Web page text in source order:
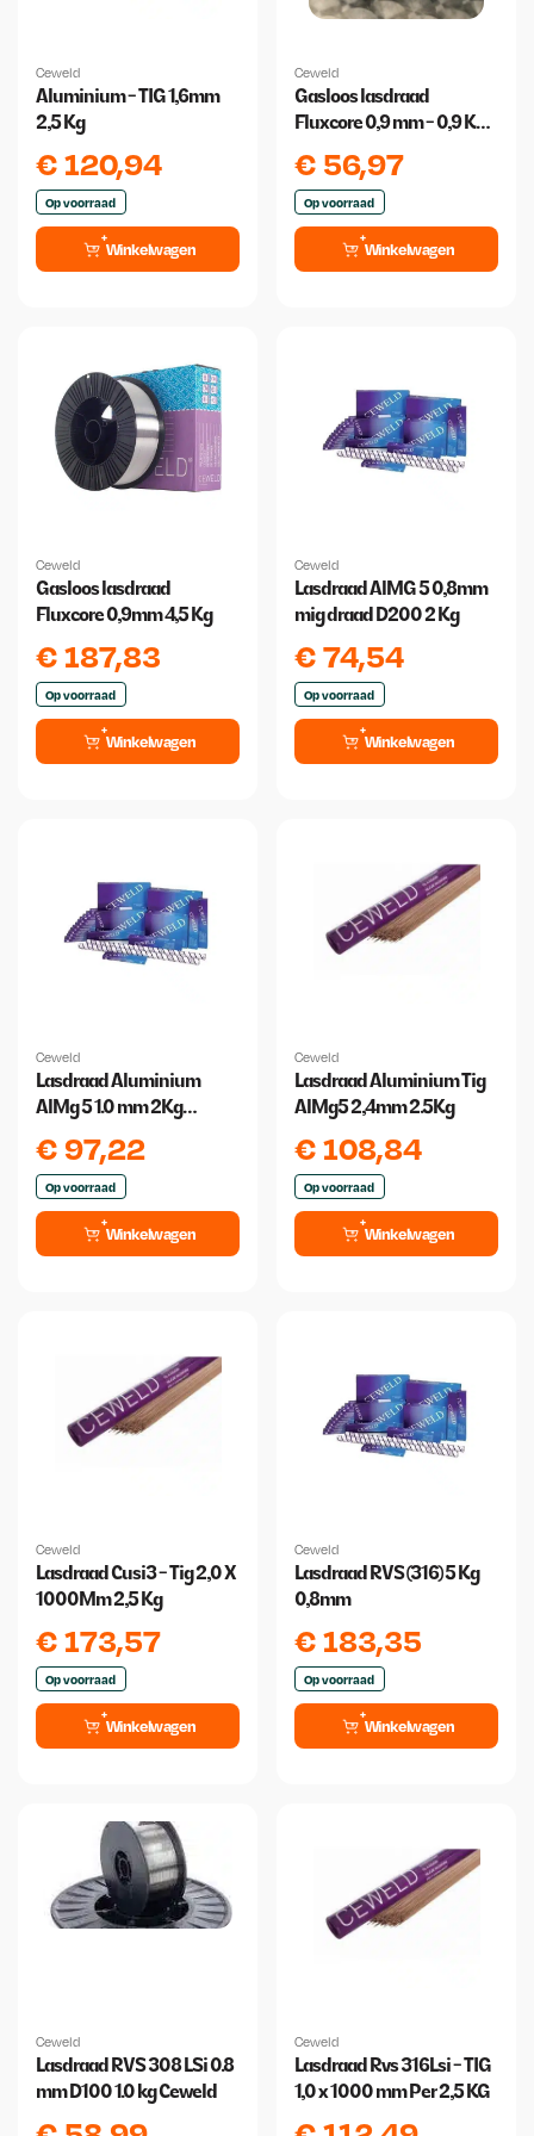
Ceweld
Aluminium - TIG 1,6mm
2,5 Kg
€120,94
Op voorraad
Winkelwagen
Ceweld
Gasloos lasdraad
Fluxcore 0,9 mm - 0,9 Kg
€ 56,97
Op voorraad
Winkelwagen
Ceweld
Gasloos lasdraad
Fluxcore 0,9mm 4,5 Kg
€187,83
Op voorraad
Winkelwagen
Ceweld
Lasdraad AlMG 5 0,8mm
mig draad D200 2 Kg
€74,54
Op voorraad
Winkelwagen
Ceweld
Lasdraad Aluminium
AlMg 5 1.0 mm 2Kg
€ 97,22
Op voorraad
Winkelwagen
Ceweld
Lasdraad Aluminium Tig
AlMg5 2,4mm 2.5Kg
€108,84
Op voorraad
Winkelwagen
Ceweld
Lasdraad Cusi3 - Tig 2,0 X
1000Mm 2,5 Kg
€173,57
Op voorraad
Winkelwagen
Ceweld
Lasdraad RVS (316) 5 Kg
0,8mm
€183,35
Op voorraad
Winkelwagen
Ceweld
Lasdraad RVS 308 LSi 0.8
mm D100 1.0 kg Ceweld
Ceweld
Lasdraad Rvs 316Lsi - TIG
1,0 x 1000 mm Per 2,5 KG